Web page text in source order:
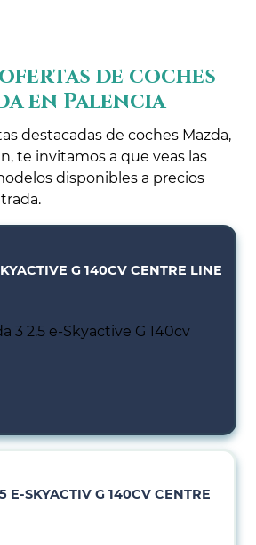
de coches
en Palencia
destacadas de coches Mazda,
te invitamos a que veas las
disponibles a precios
G 140CV CENTRE LINE
E-SKYACTIV G 140CV CENTRE